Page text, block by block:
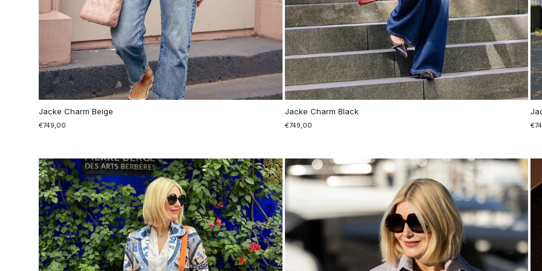
Jacke Charm Beige
€749,00
Jacke Charm Black
€749,00